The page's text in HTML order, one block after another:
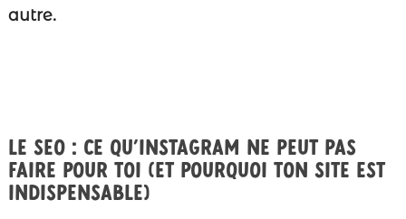
autre.
Le SEO : ce qu’Instagram ne peut pas
faire pour toi (et pourquoi ton site est
indispensable)